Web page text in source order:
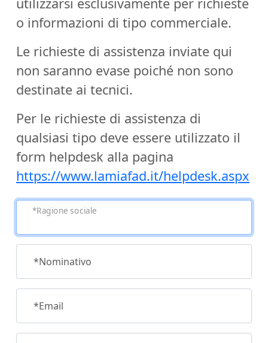
o informazioni di tipo commerciale.
Le richieste di assistenza inviate qui
non saranno evase poiché non sono
destinate ai tecnici.
Per le richieste di assistenza di
qualsiasi tipo deve essere utilizzato il
form helpdesk alla pagina
https://www.lamiafad.it/helpdesk.aspx
*Ragione sociale
*Nominativo
*Email